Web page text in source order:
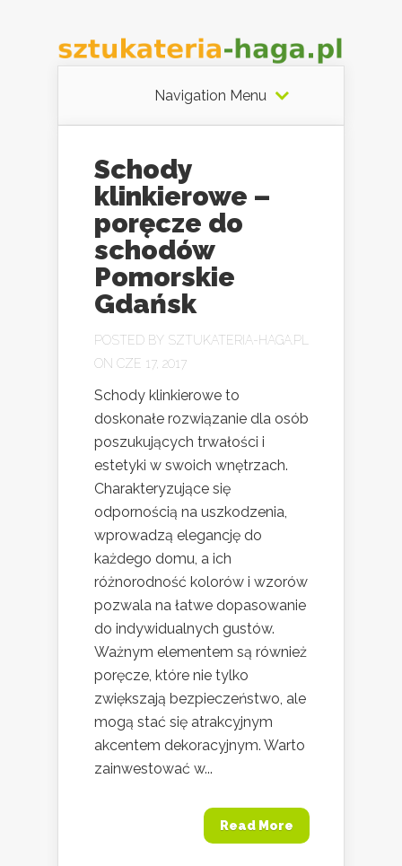
Navigation Menu
Schody
klinkierowe –
poręcze do
schodów
Pomorskie
Gdańsk
POSTED BY SZTUKATERIA-HAGA.PL
ON CZE 17, 2017
Schody klinkierowe to
doskonałe rozwiązanie dla osób
poszukujących trwałości i
estetyki w swoich wnętrzach.
Charakteryzujące się
odpornością na uszkodzenia,
wprowadzą elegancję do
każdego domu, a ich
różnorodność kolorów i wzorów
pozwala na łatwe dopasowanie
do indywidualnych gustów.
Ważnym elementem są również
poręcze, które nie tylko
zwiększają bezpieczeństwo, ale
mogą stać się atrakcyjnym
akcentem dekoracyjnym. Warto
zainwestować w...
Read More